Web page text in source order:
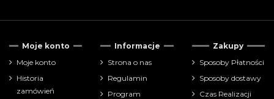
Moje konto
Moje konto
Historia
zamówień
Informacje
Strona o nas
Regulamin
Program
Zakupy
Sposoby Płatności
Sposoby dostawy
Czas Realizacji